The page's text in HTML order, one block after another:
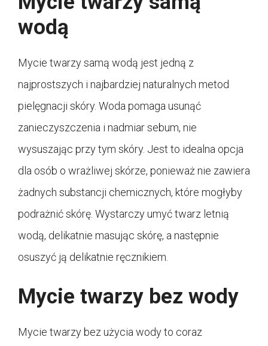
wodą
Mycie twarzy samą wodą jest jedną z
najprostszych i najbardziej naturalnych metod
pielęgnacji skóry. Woda pomaga usunąć
zanieczyszczenia i nadmiar sebum, nie
wysuszając przy tym skóry. Jest to idealna opcja
dla osób o wrażliwej skórze, ponieważ nie zawiera
żadnych substancji chemicznych, które mogłyby
podrażnić skórę. Wystarczy umyć twarz letnią
wodą, delikatnie masując skórę, a następnie
osuszyć ją delikatnie ręcznikiem.
Mycie twarzy bez wody
Mycie twarzy bez użycia wody to coraz